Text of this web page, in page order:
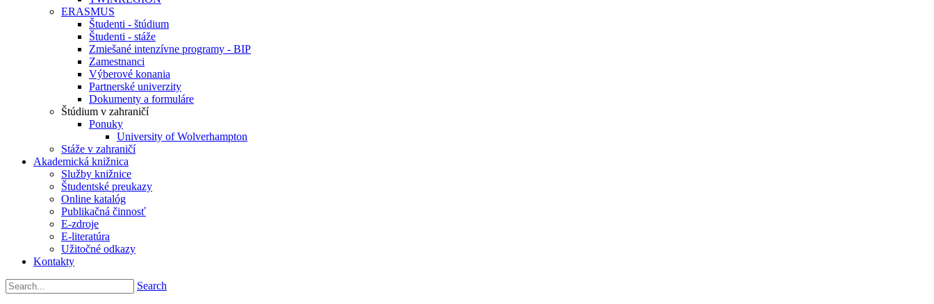
ERASMUS
Študenti - štúdium
Študenti - stáže
Zmiešané intenzívne programy - BIP
Zamestnanci
Výberové konania
Partnerské univerzity
Dokumenty a formuláre
Štúdium v zahraničí
Ponuky
University of Wolverhampton
Stáže v zahraničí
Akademická knižnica
Služby knižnice
Študentské preukazy
Online katalóg
Publikačná činnosť
E-zdroje
E-literatúra
Užitočné odkazy
Kontakty
Search